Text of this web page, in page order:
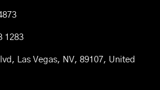
1283
Las Vegas, NV, 89107, United